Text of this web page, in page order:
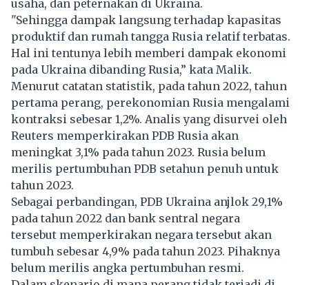
usaha, dan peternakan di Ukraina.
"Sehingga dampak langsung terhadap kapasitas
produktif dan rumah tangga Rusia relatif terbatas.
Hal ini tentunya lebih memberi dampak ekonomi
pada Ukraina dibanding Rusia,” kata Malik.
Menurut catatan statistik, pada tahun 2022, tahun
pertama perang, perekonomian Rusia mengalami
kontraksi sebesar 1,2%. Analis yang disurvei oleh
Reuters memperkirakan PDB Rusia akan
meningkat 3,1% pada tahun 2023. Rusia belum
merilis pertumbuhan PDB setahun penuh untuk
tahun 2023.
Sebagai perbandingan, PDB Ukraina anjlok 29,1%
pada tahun 2022 dan bank sentral negara
tersebut memperkirakan negara tersebut akan
tumbuh sebesar 4,9% pada tahun 2023. Pihaknya
belum merilis angka pertumbuhan resmi.